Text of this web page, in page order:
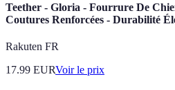
Teether - Gloria - Fourrure De
Coutures Renforcées - Durabilité
Rakuten FR
17.99 EURVoir le prix